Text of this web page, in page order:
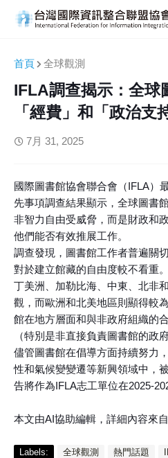
首頁 全球觀測
IFLA調查揭示：全球
「經費」和「政治支
7月 31, 2025
國際圖書館協會聯合會（IFLA）
先事項調查結果顯示，全球圖書
非智力自由受威脅，而是財政和
他們能否有效推展工作。
調查發現，圖書館工作者普遍關
對於建立館藏的自由度較不看重
丁美洲、加勒比海、中東、北非
觀，而歐洲和北美地區則顯得較
館在地方層面和與非政府組織的
（特別是非直接負責圖書館的政
儘管圖書館在倡導方面持續努力
性和氣候變變遷等新興領域中，
告將作為IFLA志工單位在2025-
本文由AI協助編輯，詳細內容來自
Labels: 全球觀測 熱門話題